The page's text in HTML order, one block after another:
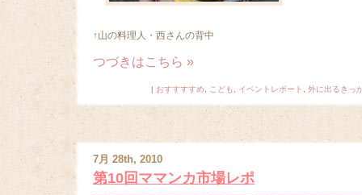
↑山の料理人・西さんの背中
つづきはこちら »
| おすすすすめ こども イベントレポート 外に出るきっ
7月 28th, 2010
第10回ママンカ市場レポ